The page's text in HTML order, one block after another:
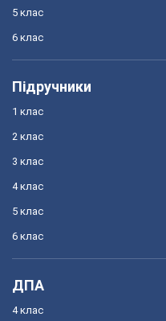
5 клас
6 клас
Підручники
1 клас
2 клас
3 клас
4 клас
5 клас
6 клас
ДПА
4 клас